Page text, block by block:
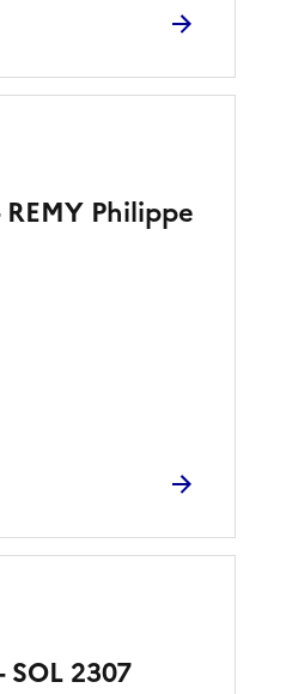
REMY Philippe
SOL 2307